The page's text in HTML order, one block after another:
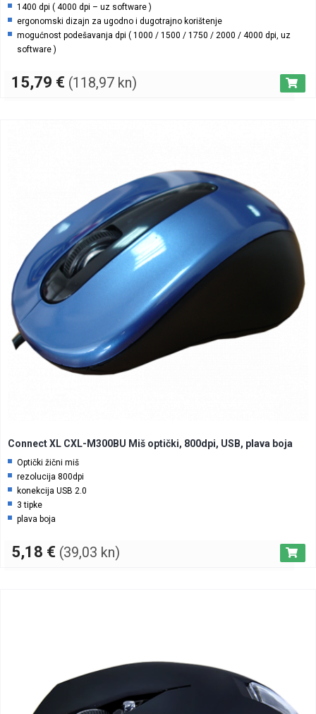
1400 dpi ( 4000 dpi – uz software )
ergonomski dizajn za ugodno i dugotrajno korištenje
mogućnost podešavanja dpi ( 1000 / 1500 / 1750 / 2000 / 4000 dpi, uz
software )
konekcija USB, Plug & Play, dužina kabela 2.0 met
15,79 € (118,97 kn)
Connect XL CXL-M300BU Miš optički, 800dpi, USB, plava boja
Optički žični miš
rezolucija 800dpi
konekcija USB 2.0
3 tipke
plava boja
5,18 € (39,03 kn)